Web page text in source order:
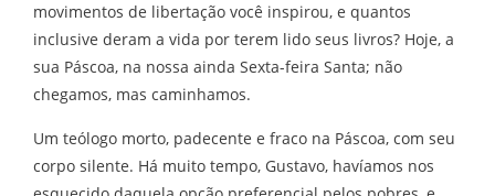
movimentos de libertação você inspirou, e quantos
inclusive deram a vida por terem lido seus livros? Hoje, a
sua Páscoa, na nossa ainda Sexta-feira Santa; não
chegamos, mas caminhamos.
Um teólogo morto, padecente e fraco na Páscoa, com seu
corpo silente. Há muito tempo, Gustavo, havíamos nos